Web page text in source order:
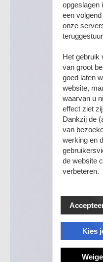
opgeslagen
een
onze
Het gebruik
van groot
goed laten
website,
waarvan u
effect ziet
Dankzij de
van
werking en
de website
verbeteren.
Kies